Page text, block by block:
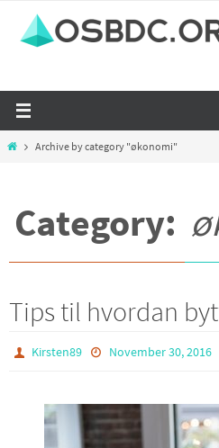
HomeArchive by category "økonomi"
Category:
Tips til hvordan
Kirsten89 November 30, 2016